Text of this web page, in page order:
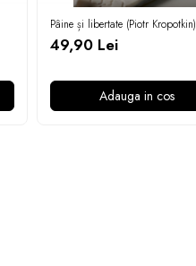
Pâine și libertate (Piotr Kropotkin)
49,90 Lei
Adauga in cos